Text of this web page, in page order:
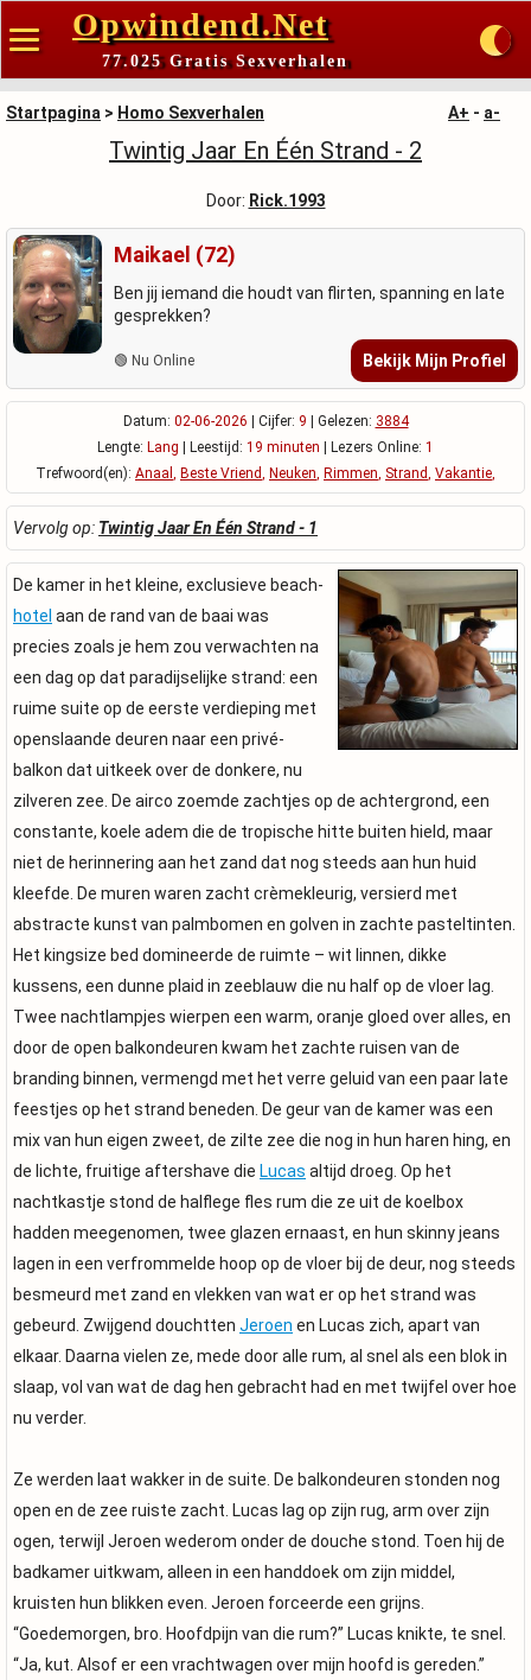
Opwindend.Net
77.025 Gratis Sexverhalen
Startpagina > Homo Sexverhalen A+ - a-
Twintig Jaar En Één Strand - 2
Door: Rick.1993
Maikael (72)
Ben jij iemand die houdt van flirten, spanning en late
gesprekken?
🟢 Nu Online Bekijk Mijn Profiel
Datum: 02-06-2026 | Cijfer: 9 | Gelezen: 3884
Lengte: Lang | Leestijd: 19 minuten | Lezers Online: 1
Trefwoord(en): Anaal , Beste Vriend, Neuken, Rimmen, Strand, Vakantie,
Vervolg op: Twintig Jaar En Één Strand - 1
De kamer in het kleine, exclusieve beach-
hotel aan de rand van de baai was
precies zoals je hem zou verwachten na
een dag op dat paradijselijke strand: een
ruime suite op de eerste verdieping met
openslaande deuren naar een privé-
balkon dat uitkeek over de donkere, nu
zilveren zee. De airco zoemde zachtjes op de achtergrond, een
constante, koele adem die de tropische hitte buiten hield, maar
niet de herinnering aan het zand dat nog steeds aan hun huid
kleefde. De muren waren zacht crèmekleurig, versierd met
abstracte kunst van palmbomen en golven in zachte pasteltinten.
Het kingsize bed domineerde de ruimte – wit linnen, dikke
kussens, een dunne plaid in zeeblauw die nu half op de vloer lag.
Twee nachtlampjes wierpen een warm, oranje gloed over alles, en
door de open balkondeuren kwam het zachte ruisen van de
branding binnen, vermengd met het verre geluid van een paar late
feestjes op het strand beneden. De geur van de kamer was een
mix van hun eigen zweet, de zilte zee die nog in hun haren hing, en
de lichte, fruitige aftershave die Lucas altijd droeg. Op het
nachtkastje stond de halflege fles rum die ze uit de koelbox
hadden meegenomen, twee glazen ernaast, en hun skinny jeans
lagen in een verfrommelde hoop op de vloer bij de deur, nog steeds
besmeurd met zand en vlekken van wat er op het strand was
gebeurd. Zwijgend douchtten Jeroen en Lucas zich, apart van
elkaar. Daarna vielen ze, mede door alle rum, al snel als een blok in
slaap, vol van wat de dag hen gebracht had en met twijfel over hoe
nu verder.
Ze werden laat wakker in de suite. De balkondeuren stonden nog
open en de zee ruiste zacht. Lucas lag op zijn rug, arm over zijn
ogen, terwijl Jeroen wederom onder de douche stond. Toen hij de
badkamer uitkwam, alleen in een handdoek om zijn middel,
kruisten hun blikken even. Jeroen forceerde een grijns.
“Goedemorgen, bro. Hoofdpijn van die rum?” Lucas knikte, te snel.
“Ja, kut. Alsof er een vrachtwagen over mijn hoofd is gereden.”